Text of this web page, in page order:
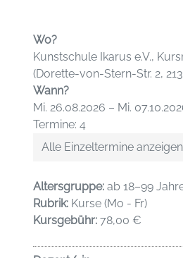
Wo?
Kunstschule Ikarus e.V.,
(Dorette-von-Stern-Str. 2,
Wann?
Mi. 26.08.2026 – Mi.
Termine: 4
Alle Einzeltermine anzeigen
Altersgruppe: ab 18–99
Rubrik: Kurse (Mo - Fr)
Kursgebühr: 78,00 €